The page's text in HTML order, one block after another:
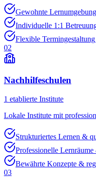
Gewohnte
Individuelle 1:1
Flexible
02
Nachhilfeschulen
1 etablierte Institute
Lokale Institute mit
Strukturiertes Lernen &
Professionelle
Bewährte Konzepte &
03